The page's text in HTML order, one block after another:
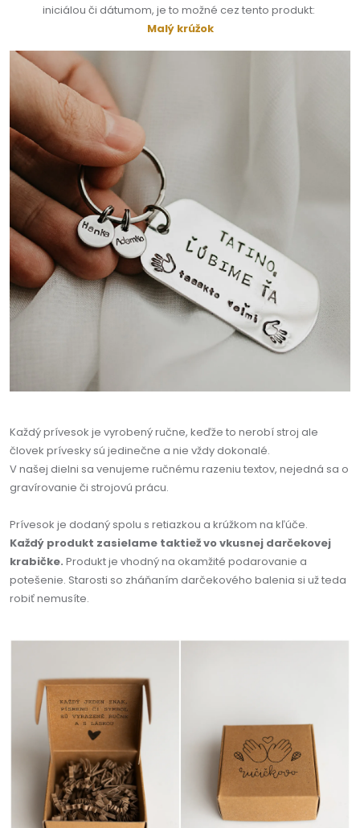
iniciálou či dátumom, je to možné cez tento produkt:
Malý krúžok
Každý prívesok je vyrobený ručne, keďže to nerobí stroj ale
človek prívesky sú jedinečne a nie vždy dokonalé.
V našej dielni sa venujeme ručnému razeniu textov, nejedná sa o
gravírovanie či strojovú prácu.
Prívesok je dodaný spolu s retiazkou a krúžkom na kľúče.
Každý produkt zasielame taktiež vo vkusnej darčekovej
krabičke. Produkt je vhodný na okamžité podarovanie a
potešenie. Starosti so zháňaním darčekového balenia si už teda
robiť nemusíte.